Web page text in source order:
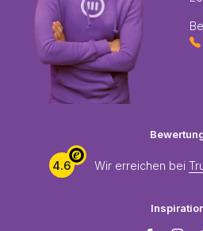
4.6 Wir erreichen bei